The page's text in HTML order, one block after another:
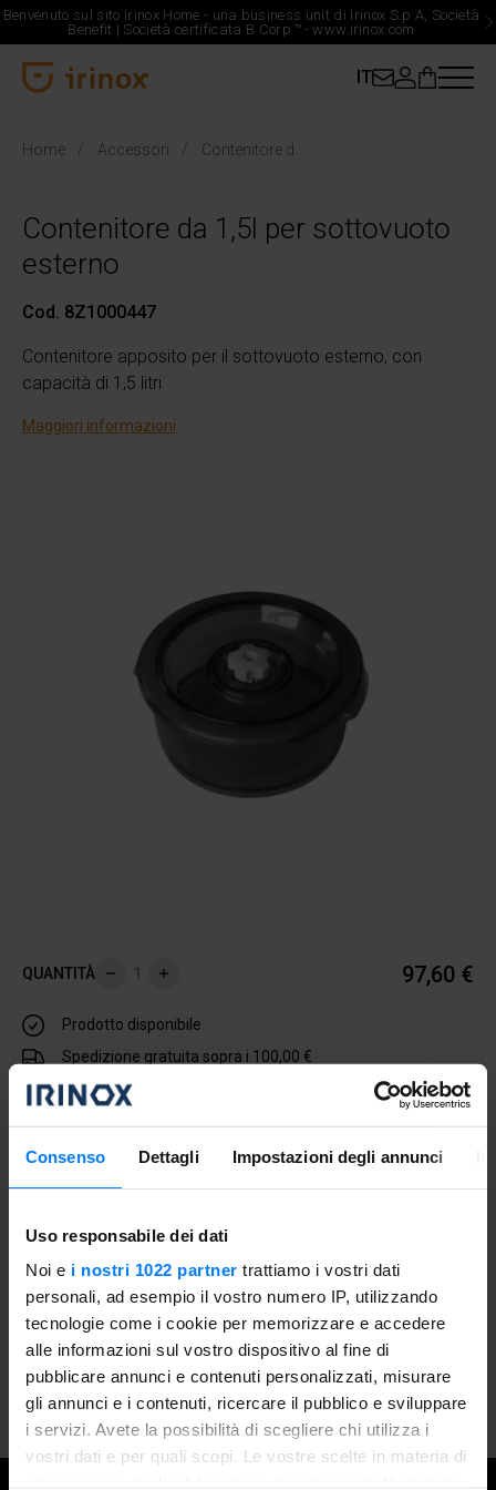
Consenso Dettagli Impostazioni degli annunci
Uso responsabile dei dati
Noi e i nostri 1022 partner trattiamo i vostri dati
personali, ad esempio il vostro numero IP, utilizzando
tecnologie come i cookie per memorizzare e accedere
alle informazioni sul vostro dispositivo al fine di
pubblicare annunci e contenuti personalizzati, misurare
gli annunci e i contenuti, ricercare il pubblico e sviluppare
i servizi. Avete la possibilità di scegliere chi utilizza i
vostri dati e per quali scopi. Le vostre scelte in materia di
Benvenuto sul sito Irinox Home - una business unit di Irinox S.p.A, Società
Benefit | Società certificata B Corp ™-www.irinox.com
IT
Home Accessori
Contenitore da 1,5l per sottovuoto
esterno
Cod. 8Z1000447
Contenitore apposito per il sottovuoto esterno, con
capacità di 1,5 litri
Maggiori informazioni
QUANTITÀ
RimuoviAggiungi 97,60 €
Prodotto disponibile
Spedizione gratuita sopra i 100,00 €
Acquistabile con finanziamento tasso 0 per 12 mesi
Aggiungi al carrello
Informazioni generali
Contenitore apposito per il sottovuoto esterno, con
capacità di 1,5 litri. Da utilizzare con Zero.